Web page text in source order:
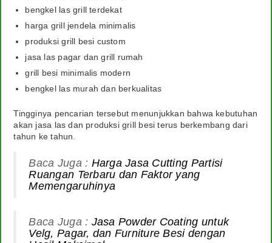
bengkel las grill terdekat
harga grill jendela minimalis
produksi grill besi custom
jasa las pagar dan grill rumah
grill besi minimalis modern
bengkel las murah dan berkualitas
Tingginya pencarian tersebut menunjukkan bahwa kebutuhan
akan jasa las dan produksi grill besi terus berkembang dari
tahun ke tahun.
Baca Juga : Harga Jasa Cutting Partisi
Ruangan Terbaru dan Faktor yang
Memengaruhinya
Baca Juga : Jasa Powder Coating untuk
Velg, Pagar, dan Furniture Besi dengan